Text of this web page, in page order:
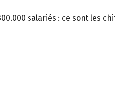
salariés : ce sont les